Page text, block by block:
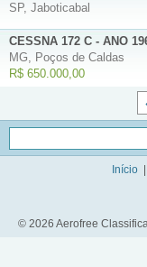
SP, Jaboticabal
CESSNA 172 C - ANO
MG, Poços de Caldas
R$ 650.000,00
Início
© 2026 Aerofree